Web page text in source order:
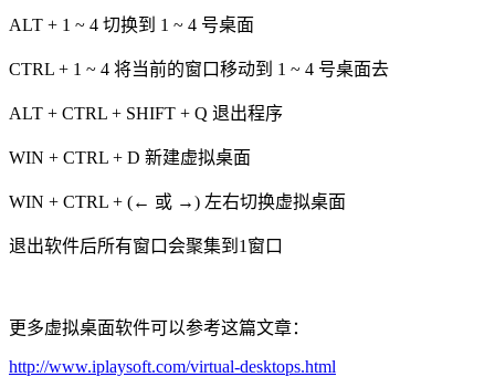
ALT + 1 ~ 4 切换到 1 ~ 4 号桌面
CTRL + 1 ~ 4 将当前的窗口移动到 1 ~ 4 号桌面去
ALT + CTRL + SHIFT + Q 退出程序
WIN + CTRL + D 新建虚拟桌面
WIN + CTRL + (← 或 →) 左右切换虚拟桌面
退出软件后所有窗口会聚集到1窗口
更多虚拟桌面软件可以参考这篇文章：
http://www.iplaysoft.com/virtual-desktops.html